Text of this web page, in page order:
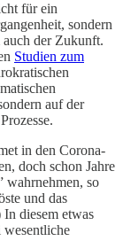
für ein
sondern
der Zukunft.
Studien zum
auf der
in den Corona-
doch schon Jahre
wahrnehmen, so
und das
diesem etwas